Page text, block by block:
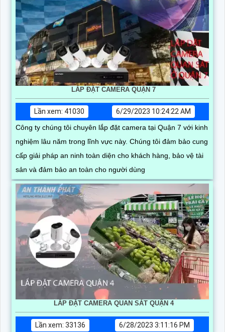
LẮP ĐẶT CAMERA QUẬN 7
Lần xem: 41030
6/29/2023 10:24:22 AM
Công ty chúng tôi chuyên lắp đặt camera tại Quận 7 với kinh
nghiệm lâu năm trong lĩnh vực này. Chúng tôi đảm bảo cung
cấp giải pháp an ninh toàn diện cho khách hàng, bảo vệ tài
sản và đảm bảo an toàn cho người dùng
LẮP ĐẶT CAMERA QUAN SÁT QUẬN 4
Lần xem: 33136
6/28/2023 3:11:16 PM